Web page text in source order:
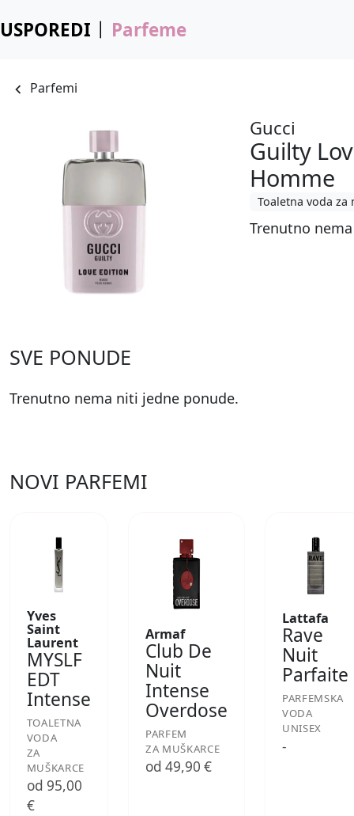
USPOREDI Parfeme
Parfemi
Gucci
Guilty
Homme
Toaletna voda za
Trenutno
SVE PONUDE
Trenutno nema niti jedne ponude.
NOVI PARFEMI
Yves
Saint
Laurent
MYSLF
EDT
Intense
TOALETNA
VODA
ZA
MUŠKARCE
od 95,00
€
Armaf
Club De
Nuit
Intense
Overdose
PARFEM
ZA MUŠKARCE
od 49,90 €
Lattafa
Rave
Nuit
Parfaite
PARFEMSKA
VODA
UNISEX
-